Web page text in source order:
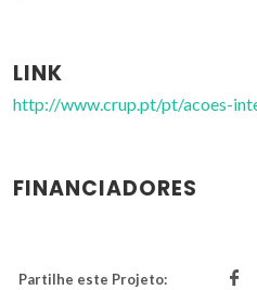
LINK
http://www.crup.pt/pt/acoes-
FINANCIADORES
Partilhe este Projeto: